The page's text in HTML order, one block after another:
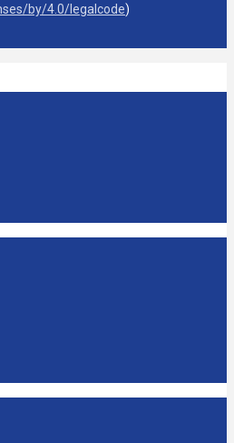
by/4.0/legalcode)